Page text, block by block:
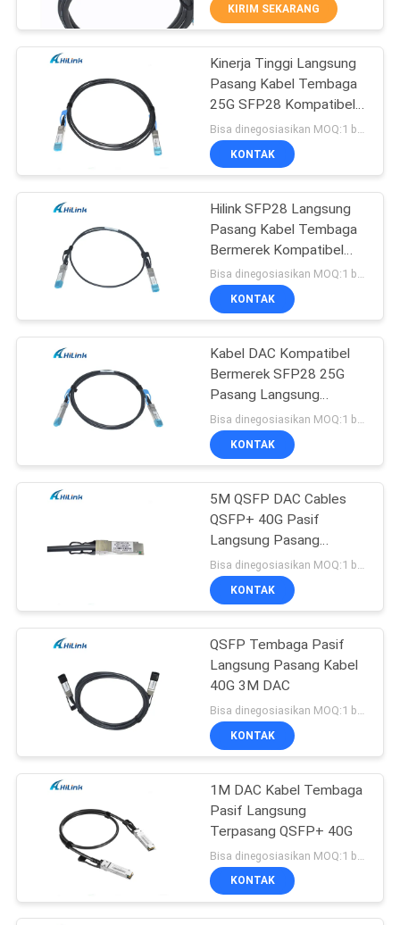
KUALITAS
HUBUNGI
BERITA
KASUS-
KASUS
KUTIPAN
SITEMAP
PRIVASI
SFP + transceiver
modul
238
CWDM mux demux
Modul
77
DWDM mux demux
64
X2 Transceiver
Modul
23
XFP Transceiver
72
KIRIM SEKARANG
Kinerja Tinggi Langsung
Pasang Kabel Tembaga
25G SFP28 Kompatibel
DAC
KONTAK
Hilink SFP28 Langsung
Pasang Kabel Tembaga
Bermerek Kompatibel
1M 25G DAC
Bisa dinegosiasikan MOQ:1 buah
KONTAK
Kabel DAC Kompatibel
Bermerek SFP28 25G
Pasang Langsung
Tembaga 2M
Bisa dinegosiasikan MOQ:1 buah
KONTAK
5M QSFP DAC Cables
QSFP+ 40G Pasif
Langsung Pasang
Tembaga Pluggable
KONTAK
QSFP Tembaga Pasif
Langsung Pasang Kabel
40G 3M DAC
KONTAK
1M DAC Kabel Tembaga
Pasif Langsung
Terpasang QSFP+ 40G
KONTAK